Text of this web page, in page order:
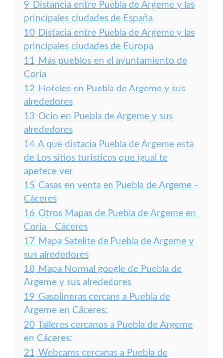
9 Distancia entre Puebla de Argeme y las
principales ciudades de España
10 Distacia entre Puebla de Argeme y las
principales ciudades de Europa
11 Más pueblos en el ayuntamiento de
Coria
12 Hoteles en Puebla de Argeme y sus
alrededores
13 Ocio en Puebla de Argeme y sus
alrededores
14 A que distacia Puebla de Argeme esta
de Los sitios turisticos que igual te
apetece ver
15 Casas en venta en Puebla de Argeme -
Cáceres
16 Otros Mapas de Puebla de Argeme en
Coria - Cáceres
17 Mapa Satelite de Puebla de Argeme y
sus alrededores
18 Mapa Normal google de Puebla de
Argeme y sus alrededores
19 Gasolineras cercans a Puebla de
Argeme en Cáceres:
20 Talleres cercanos a Puebla de Argeme
en Cáceres:
21 Webcams cercanas a Puebla de